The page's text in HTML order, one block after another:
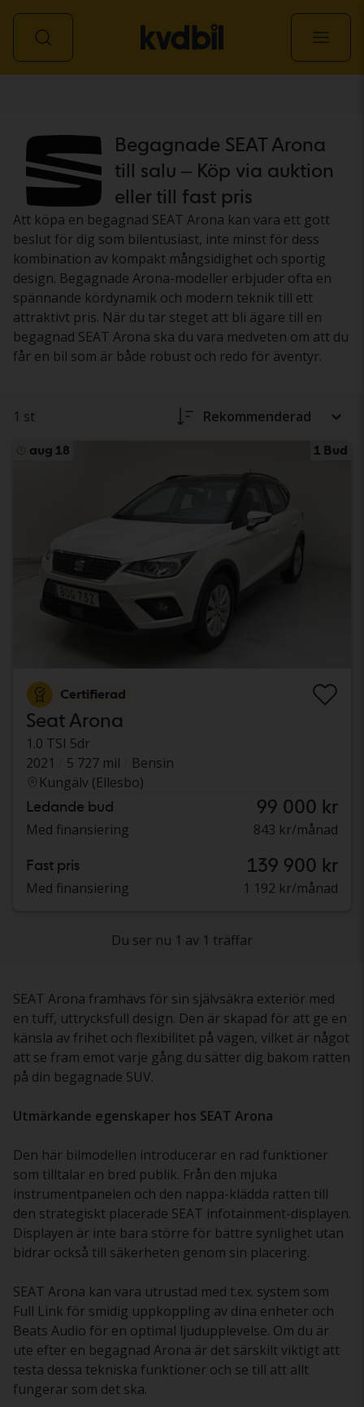
Begagnade SEAT Arona
till salu – Köp via auktion
eller till fast pris
Att köpa en begagnad SEAT Arona kan vara ett gott
beslut för dig som bilentusiast, inte minst för dess
kombination av kompakt mångsidighet och sportig
design. Begagnade Arona-modeller erbjuder ofta en
spännande kördynamik och modern teknik till ett
attraktivt pris. När du tar steget att bli ägare till en
begagnad SEAT Arona ska du vara medveten om att du
får en bil som är både robust och redo för äventyr.
1 st Rekommenderad
aug 18 1 Bud
Certifierad
Seat Arona
1.0 TSI 5dr
2021
5 727 mil
Bensin
Kungälv (Ellesbo)
Ledande bud 99 000 kr
Med finansiering 843 kr/månad
Fast pris 139 900 kr
Med finansiering 1 192 kr/månad
Du ser nu 1 av 1 träffar
SEAT Arona framhävs för sin självsäkra exteriör med
en tuff, uttrycksfull design. Den är skapad för att ge en
känsla av frihet och flexibilitet på vägen, vilket är något
att se fram emot varje gång du sätter dig bakom ratten
på din begagnade SUV.
Utmärkande egenskaper hos SEAT Arona
Den här bilmodellen introducerar en rad funktioner
som tilltalar en bred publik. Från den mjuka
instrumentpanelen och den nappa-klädda ratten till
den strategiskt placerade SEAT infotainment-displayen.
Displayen är inte bara större för bättre synlighet utan
bidrar också till säkerheten genom sin placering.
SEAT Arona kan vara utrustad med t.ex. system som
Full Link för smidig uppkoppling av dina enheter och
Beats Audio för en optimal ljudupplevelse. Om du är
ute efter en begagnad Arona är det särskilt viktigt att
testa dessa tekniska funktioner och se till att allt
fungerar som det ska.